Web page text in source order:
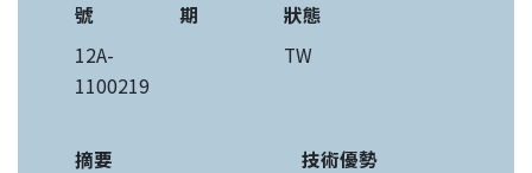
號
12A-
1100219
期
狀態
TW
摘要 技術優勢